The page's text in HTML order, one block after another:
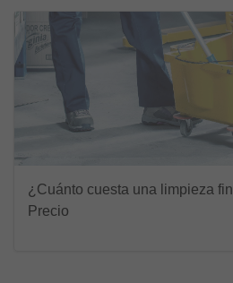
¿Cuánto cuesta una limpieza
Precio